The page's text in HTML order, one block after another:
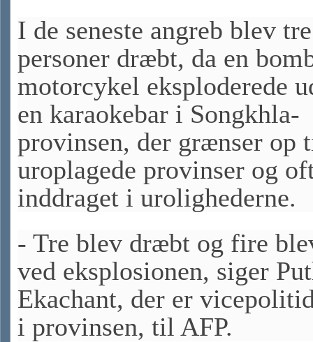
I de seneste angreb blev tre
personer dræbt, da en
motorcykel eksploderede
en karaokebar i Songkhla-
provinsen, der grænser op
uroplagede provinser og
inddraget i urolighederne.
- Tre blev dræbt og fire
ved eksplosionen, siger
Ekachant, der er
i provinsen, til AFP.